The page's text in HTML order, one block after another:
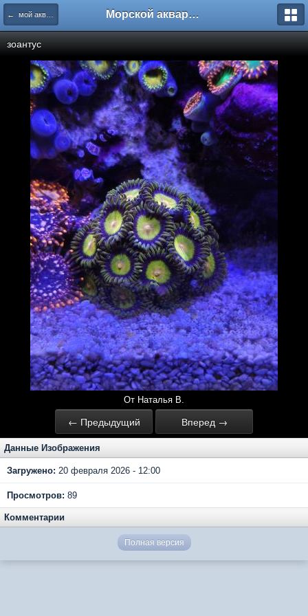
← мой аквариум Морской аквариум. Форумы ReefCentral.ru
зоантус
От Наталья В.
← Предыдущий Вперед →
Данные Изображения
Загружено: 20 февраля 2026 - 12:00
Просмотров: 89
Комментарии
Полная версия